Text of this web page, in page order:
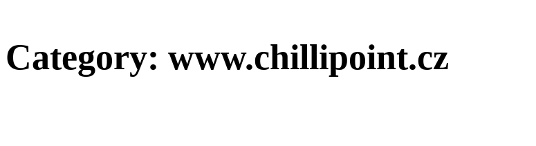
Category: www.chillipoint.cz